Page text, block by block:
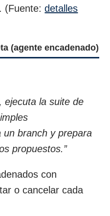
(Fuente:detalles
(agente encadenado)
ejecuta la suite de
un branch y prepara
propuestos.”
con
o cancelar cada